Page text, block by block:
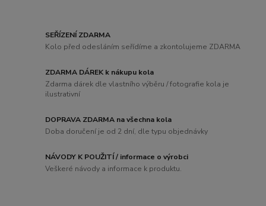
SEŘÍZENÍ ZDARMA
Kolo před odesláním seřídíme a zkontolujeme ZDARMA
ZDARMA DÁREK k nákupu kola
Zdarma dárek dle vlastního výběru / fotografie kola je
ilustrativní
DOPRAVA ZDARMA na všechna kola
Doba doručení je od 2 dní, dle typu objednávky
NÁVODY K POUŽITÍ / informace o výrobci
Veškeré návody a informace k produktu.